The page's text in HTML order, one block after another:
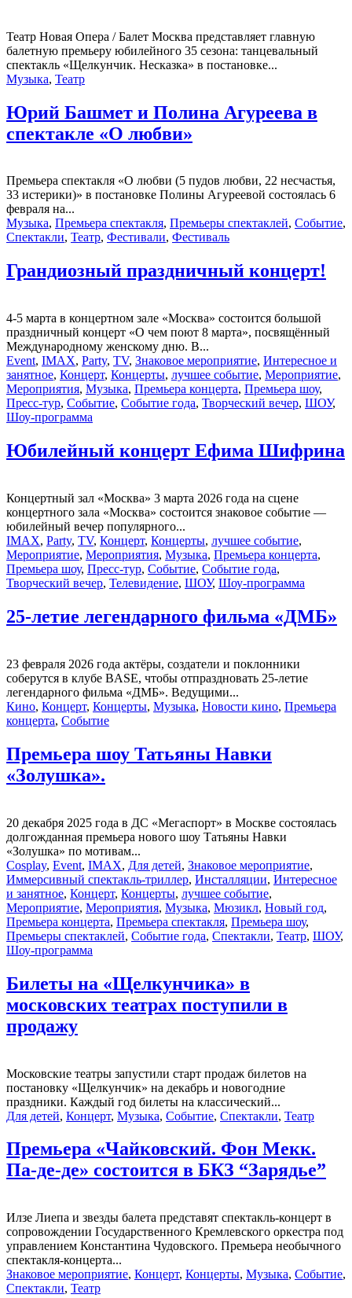
Театр Новая Опера / Балет Москва представляет главную
балетную премьеру юбилейного 35 сезона: танцевальный
спектакль «Щелкунчик. Несказка» в постановке...
Музыка, Театр
Юрий Башмет и Полина Агуреева в
спектакле «О любви»
Премьера спектакля «О любви (5 пудов любви, 22 несчастья,
33 истерики)» в постановке Полины Агуреевой состоялась 6
февраля на...
Музыка, Премьера спектакля, Премьеры спектаклей, Событие,
Спектакли, Театр, Фестивали, Фестиваль
Грандиозный праздничный концерт!
4-5 марта в концертном зале «Москва» состоится большой
праздничный концерт «О чем поют 8 марта», посвящённый
Международному женскому дню. В...
Event, IMAX, Party, TV, Знаковое мероприятие, Интересное и
занятное, Концерт, Концерты, лучшее событие, Мероприятие,
Мероприятия, Музыка, Премьера концерта, Премьера шоу,
Пресс-тур, Событие, Событие года, Творческий вечер, ШОУ,
Шоу-программа
Юбилейный концерт Ефима Шифрина
Концертный зал «Москва» 3 марта 2026 года на сцене
концертного зала «Москва» состоится знаковое событие —
юбилейный вечер популярного...
IMAX, Party, TV, Концерт, Концерты, лучшее событие,
Мероприятие, Мероприятия, Музыка, Премьера концерта,
Премьера шоу, Пресс-тур, Событие, Событие года,
Творческий вечер, Телевидение, ШОУ, Шоу-программа
25-летие легендарного фильма «ДМБ»
23 февраля 2026 года актёры, создатели и поклонники
соберутся в клубе BASE, чтобы отпраздновать 25-летие
легендарного фильма «ДМБ». Ведущими...
Кино, Концерт, Концерты, Музыка, Новости кино, Премьера
концерта, Событие
Премьера шоу Татьяны Навки
«Золушка».
20 декабря 2025 года в ДС «Мегаспорт» в Москве состоялась
долгожданная премьера нового шоу Татьяны Навки
«Золушка» по мотивам...
Cosplay, Event, IMAX, Для детей, Знаковое мероприятие,
Иммерсивный спектакль-триллер, Инсталляции, Интересное
и занятное, Концерт, Концерты, лучшее событие,
Мероприятие, Мероприятия, Музыка, Мюзикл, Новый год,
Премьера концерта, Премьера спектакля, Премьера шоу,
Премьеры спектаклей, Событие года, Спектакли, Театр, ШОУ,
Шоу-программа
Билеты на «Щелкунчика» в
московских театрах поступили в
продажу
Московские театры запустили старт продаж билетов на
постановку «Щелкунчик» на декабрь и новогодние
праздники. Каждый год билеты на классический...
Для детей, Концерт, Музыка, Событие, Спектакли, Театр
Премьера «Чайковский. Фон Мекк.
Па-де-де» состоится в БКЗ “Зарядье”
Илзе Лиепа и звезды балета представят спектакль-концерт в
сопровождении Государственного Кремлевского оркестра под
управлением Константина Чудовского. Премьера необычного
спектакля-концерта...
Знаковое мероприятие, Концерт, Концерты, Музыка, Событие,
Спектакли, Театр